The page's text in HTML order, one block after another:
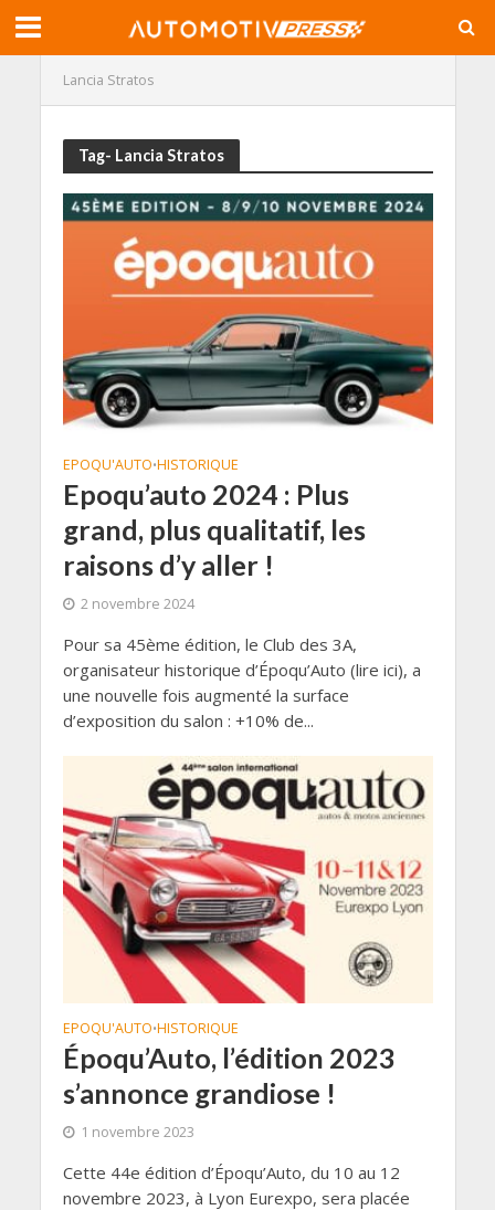
Lancia Stratos
Tag- Lancia Stratos
EPOQU'AUTO•HISTORIQUE
Epoqu’auto 2024 : Plus
grand, plus qualitatif, les
raisons d’y aller !
2 novembre 2024
Pour sa 45ème édition, le Club des 3A,
organisateur historique d’Époqu’Auto (lire ici), a
une nouvelle fois augmenté la surface
d’exposition du salon : +10% de...
EPOQU'AUTO•HISTORIQUE
Époqu’Auto, l’édition 2023
s’annonce grandiose !
1 novembre 2023
Cette 44e édition d’Époqu’Auto, du 10 au 12
novembre 2023, à Lyon Eurexpo, sera placée